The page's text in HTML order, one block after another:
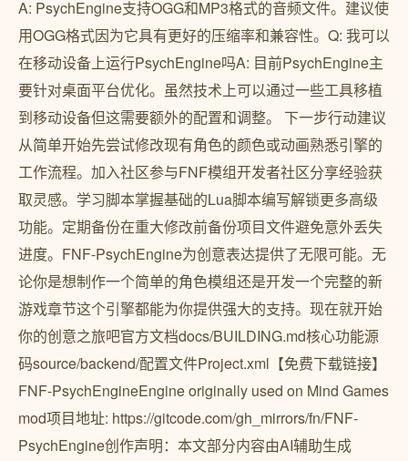
A: PsychEngine支持OGG和MP3格式的音频文件。建议使
用OGG格式因为它具有更好的压缩率和兼容性。Q: 我可以
在移动设备上运行PsychEngine吗A: 目前PsychEngine主
要针对桌面平台优化。虽然技术上可以通过一些工具移植
到移动设备但这需要额外的配置和调整。 下一步行动建议
从简单开始先尝试修改现有角色的颜色或动画熟悉引擎的
工作流程。加入社区参与FNF模组开发者社区分享经验获
取灵感。学习脚本掌握基础的Lua脚本编写解锁更多高级
功能。定期备份在重大修改前备份项目文件避免意外丢失
进度。FNF-PsychEngine为创意表达提供了无限可能。无
论你是想制作一个简单的角色模组还是开发一个完整的新
游戏章节这个引擎都能为你提供强大的支持。现在就开始
你的创意之旅吧官方文档docs/BUILDING.md核心功能源
码source/backend/配置文件Project.xml【免费下载链接】
FNF-PsychEngineEngine originally used on Mind Games
mod项目地址: https://gitcode.com/gh_mirrors/fn/FNF-
PsychEngine创作声明：本文部分内容由AI辅助生成